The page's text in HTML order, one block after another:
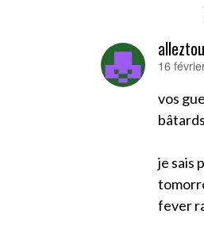
dit :
16
vos
je sais
fever